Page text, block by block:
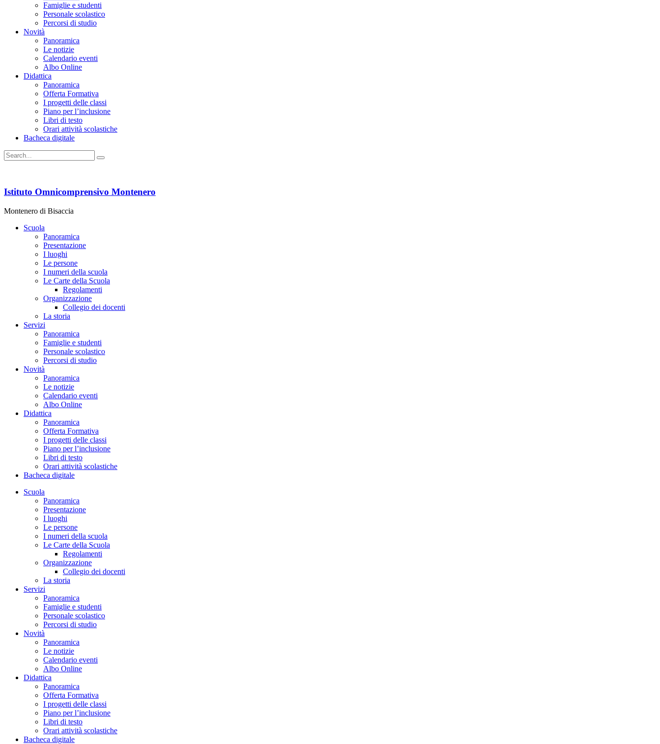
Famiglie e studenti
Personale scolastico
Percorsi di studio
Novità
Panoramica
Le notizie
Calendario eventi
Albo Online
Didattica
Panoramica
Offerta Formativa
I progetti delle classi
Piano per l’inclusione
Libri di testo
Orari attività scolastiche
Bacheca digitale
Istituto Omnicomprensivo Montenero
Montenero di Bisaccia
Scuola
Panoramica
Presentazione
I luoghi
Le persone
I numeri della scuola
Le Carte della Scuola
Regolamenti
Organizzazione
Collegio dei docenti
La storia
Servizi
Panoramica
Famiglie e studenti
Personale scolastico
Percorsi di studio
Novità
Panoramica
Le notizie
Calendario eventi
Albo Online
Didattica
Panoramica
Offerta Formativa
I progetti delle classi
Piano per l’inclusione
Libri di testo
Orari attività scolastiche
Bacheca digitale
Scuola
Panoramica
Presentazione
I luoghi
Le persone
I numeri della scuola
Le Carte della Scuola
Regolamenti
Organizzazione
Collegio dei docenti
La storia
Servizi
Panoramica
Famiglie e studenti
Personale scolastico
Percorsi di studio
Novità
Panoramica
Le notizie
Calendario eventi
Albo Online
Didattica
Panoramica
Offerta Formativa
I progetti delle classi
Piano per l’inclusione
Libri di testo
Orari attività scolastiche
Bacheca digitale